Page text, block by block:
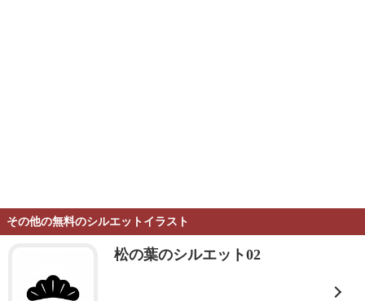
その他の無料のシルエットイラスト
松の葉のシルエット02